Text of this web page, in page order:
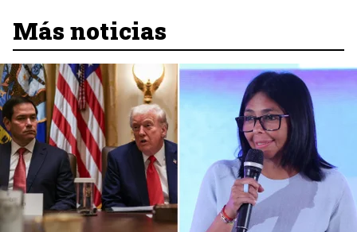
Más noticias